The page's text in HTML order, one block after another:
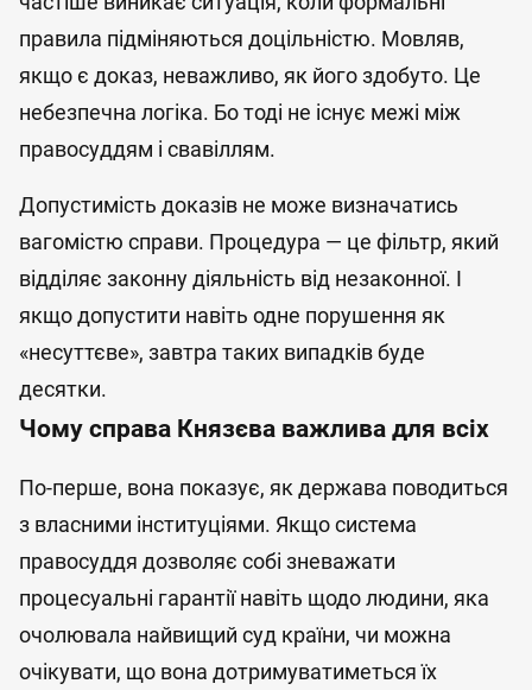
правила підміняються доцільністю. Мовляв,
якщо є доказ, неважливо, як його здобуто. Це
небезпечна логіка. Бо тоді не існує межі між
правосуддям і свавіллям.
Допустимість доказів не може визначатись
вагомістю справи. Процедура — це фільтр, який
відділяє законну діяльність від незаконної. І
якщо допустити навіть одне порушення як
«несуттєве», завтра таких випадків буде
десятки.
Чому справа Князєва важлива для всіх
По-перше, вона показує, як держава поводиться
з власними інституціями. Якщо система
правосуддя дозволяє собі зневажати
процесуальні гарантії навіть щодо людини, яка
очолювала найвищий суд країни, чи можна
очікувати, що вона дотримуватиметься їх